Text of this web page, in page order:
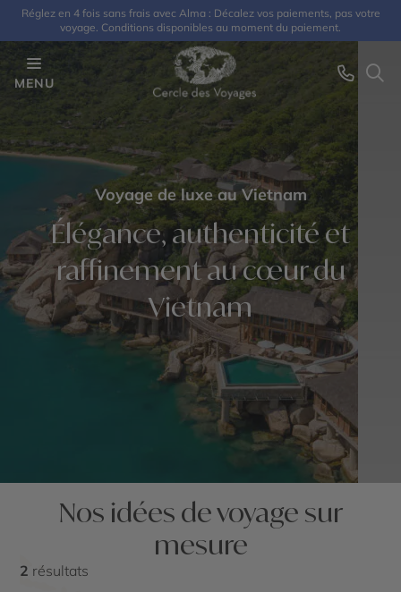
Réglez en 4 fois sans frais avec Alma : Décalez vos paiements, pas votre
voyage. Conditions disponibles au moment du paiement.
MENU
Voyage de luxe au Vietnam
Élégance, authenticité et
raffinement au cœur du
Vietnam
Nos idées de voyage sur
mesure
2 résultats